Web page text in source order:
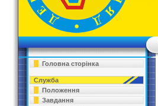
Головна сторінка
Служба
Положення
Завдання